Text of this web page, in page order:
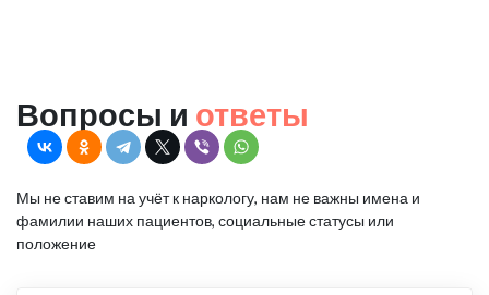
Вопросы и ответы
Мы не ставим на учёт к наркологу, нам не важны имена и
фамилии наших пациентов, социальные статусы или
положение